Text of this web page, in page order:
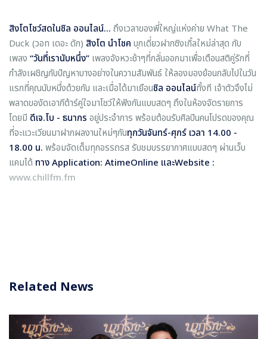
สิงโตโชว์สดในชิล ออนไลน์... ถึงเวลาของพี่ใหญ่แห่งค่าย What The
Duck (วอท เดอะ ดัก) สิงโต นำโชค บุกเดี่ยวฝากซิงเกิ้ลใหม่ล่าสุด กับ
เพลง “วันที่เรานับหนึ่ง” เพลงจังหวะช้าๆที่กลั่นออกมาเพื่อเตือนสติคู่รักที่
กำลังเผชิญกับปัญหาบางอย่างในความสัมพันธ์ ให้ลองมองย้อนกลับไปในวัน
แรกที่คุณนับหนึ่งด้วยกัน และเมื่อได้มาเยือนชิล ออนไลน์ทั้งที เจ้าตัวจึงไม่
พลาดของัดเอากีต้าร์คู่ใจมาโชว์ให้ฟังกันแบบสดๆ ถึงในห้องจัดรายการ
โดยมี ดีเจ.โบ - ธนากร อยู่ประจำการ พร้อมต้อนรับศิลปินคนโปรดของคุณ
ที่จะแวะเวียนมาฝากผลงานใหม่ๆกันทุกวันจันทร์-ศุกร์ เวลา 14.00 -
18.00 น. พร้อมจัดเต็มทุกอรรถรส รับชมบรรยากาศแบบสดๆ ผ่านเว็บ
แคมได้ ทางApplication: AtimeOnline และWebsite :
www.chillfm.fm
Related News